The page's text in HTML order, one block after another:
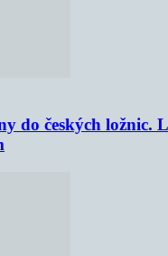
do českých ložnic.